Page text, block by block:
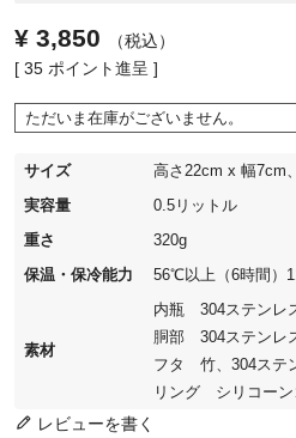
¥ 3,850
税込
[ 35 ポイント進呈 ]
ただいま在庫がございません。
サイズ
高さ22cm x 幅7cm
実容量
0.5リットル
重さ
320g
保温・保冷能力
56℃以上（6時間）
素材
内瓶 304ステンレ
胴部 304ステンレ
フタ 竹、304ステ
リング シリコーン
レビューを書く